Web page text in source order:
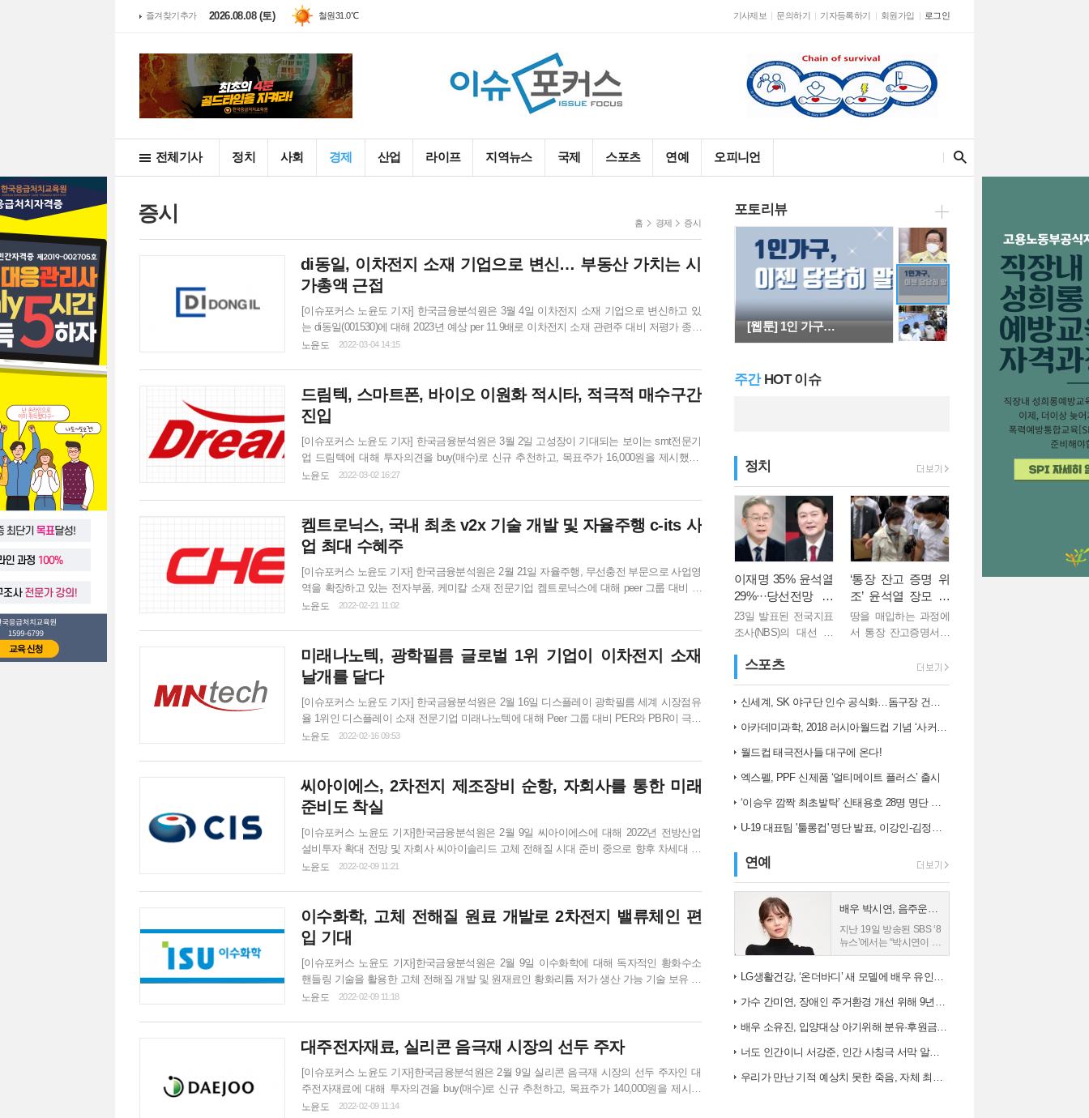
즐겨찾기추가 2026.08.08 (토) 철원31.0℃
동두천33.4℃ 기사제보 문의하기 기자등록하기 회원가입 로그인
전체기사 정치 사회 경제 산업 라이프 지역뉴스 국제 스포츠 연예 오피니언
증시 홈 경제 증시
di동일, 이차전지 소재 기업으로 변신… 부동산 가치는 시
가총액 근접
[이슈포커스 노윤도 기자] 한국금융분석원은 3월 4일 이차전지 소재 기업으로 변신하고 있
는 di동일(001530)에 대해 2023년 예상 per 11.9배로 이차전지 소재 관련주 대비 저평가 종목
이라는 점에서 투자의견을 buy(매수)로 신규 추천하고, 목표주가 417,000원을 제시했다. 이
섬유소재, 패션 의류, 이차전지용 알...
노윤도 2022-03-04 14:15
드림텍, 스마트폰, 바이오 이원화 적시타, 적극적 매수구간
진입
[이슈포커스 노윤도 기자] 한국금융분석원은 3월 2일 고성장이 기대되는 보이는 smt전문기
업 드림텍에 대해 투자의견을 buy(매수)로 신규 추천하고, 목표주가 16,000원을 제시했다.
드림텍은 it기기용 pba 모듈, 헬스케어 생체인식 모듈, 스마트폰 카메라 모듈 등 첨단 기술을
이트를 인수 하는 등 사업부문 재편의 선순환을 실적으로 증명해 냈...
노윤도 2022-03-02 16:27
켐트로닉스, 국내 최초 v2x 기술 개발 및 자율주행 c-its 사
업 최대 수혜주
[이슈포커스 노윤도 기자] 한국금융분석원은 2월 21일 자율주행, 무선충전 부문으로 사업영
역을 확장하고 있는 전자부품, 케미칼 소재 전문기업 켐트로닉스에 대해 peer 그룹 대비 극
히 저평가된 종목이라는 점에서 투자의견을 buy(매수)로 신규 추천하고, 목표주가 43,000원
사업부문별로 생산기술 고도화를 통해 전방산업의 글로벌 주...
노윤도 2022-02-21 11:02
미래나노텍, 광학필름 글로벌 1위 기업이 이차전지 소재
날개를 달다
[이슈포커스 노윤도 기자] 한국금융분석원은 2월 16일 디스플레이 광학필름 세계 시장점유
율 1위인 디스플레이 소재 전문기업 미래나노텍에 대해 Peer 그룹 대비 PER와 PBR이 극히
저평가된 종목이라는 점에서 투자의견을 Buy(매수)로 신규 추천하고, 목표주가 12,000원을
차전지 양극재 소재 기업인 제앤케...
노윤도 2022-02-16 09:53
씨아이에스, 2차전지 제조장비 순항, 자회사를 통한 미래
준비도 착실
[이슈포커스 노윤도 기자]한국금융분석원은 2월 9일 씨아이에스에 대해 2022년 전방산업
설비투자 확대 전망 및 자회사 씨아이솔리드 고체 전해질 시대 준비 중으로 향후 차세대 배
터리 시장 수혜 가능 전망에 따라 투자의견을 trading(중립), 목표주가 15,000원을 제시했다.
른 수혜가 기대되며, 고체 전해질 소재 및 장비 사업을...
노윤도 2022-02-09 11:21
이수화학, 고체 전해질 원료 개발로 2차전지 밸류체인 편
입 기대
[이슈포커스 노윤도 기자]한국금융분석원은 2월 9일 이수화학에 대해 독자적인 황화수소
핸들링 기술을 활용한 고체 전해질 개발 및 원재료인 황화리튬 저가 생산 가능 기술 보유 업
체로 향후 차세대 배터리 시장 밸류체인 편입을 기대할 수 있다고 밝혔다. 투자의견과 목표
효과적일 수 있다. 또한 고체 전해질 원료인 황화리튬의 저가 생산 기술을 갖춰, 차세대 배
노윤도 2022-02-09 11:18
대주전자재료, 실리콘 음극재 시장의 선두 주자
[이슈포커스 노윤도 기자]한국금융분석원은 2월 9일 실리콘 음극재 시장의 선두 주자인 대
주전자재료에 대해 투자의견을 buy(매수)로 신규 추천하고, 목표주가 140,000원을 제시했
다. 현재 주가 대비 상승 여력은 53% 수준이다.한국금융분석원 김승한 리서치센터장은“실
노윤도 2022-02-09 11:14
포토리뷰
신규확진 661명,…
김 총리 "백신 1…
[웹툰] 1인 가구…
김 총리 "백신 1…
주간HOT 이슈
정치
이재명 35% 윤석열
29%···당선전망 이
재명 41%, 윤석열 3
2%
23일 발표된 전국지표
조사(NBS)의 대선 후
서 이재명 더불어민주
당 후보는 35%, 윤석
열 국민의힘 후보는
는 오차 범위(6....
‘통장 잔고 증명 위
조’ 윤석열 장모 징
역 1년
땅을 매입하는 과정에
서 통장 잔고증명서를
윤석열 국민의힘 대선
(75)가 징역 1년을 선고
사8단독 박세황 판사...
스포츠
월드컵 태극전사들 대구에 온다!
엑스펠, PPF 신제품 ‘얼티메이트 플러스’ 출시
연예
지난 19일 방송된 SBS ‘8
뉴스’에서는 “박시연이 지
난 17일 오전 11시 30분
에서 외제차를 몰다 대기
는 사고를 냈다”는 내...
너도 인간이니 서강준, 인간 사칭극 서막 알린 종합 예고 공개